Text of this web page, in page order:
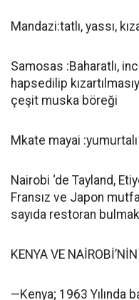
Mandazi:tatlı, yassı,
Samosas :Baharatlı,
hapsedilip
çeşit muska böreği
Mkate mayai
Nairobi ‘de Tayland,
Fransız ve Japon
sayıda restoran
KENYA VE
—Kenya; 1963 Yılında